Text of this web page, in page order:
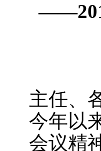
——
主任、
今年以
会议精